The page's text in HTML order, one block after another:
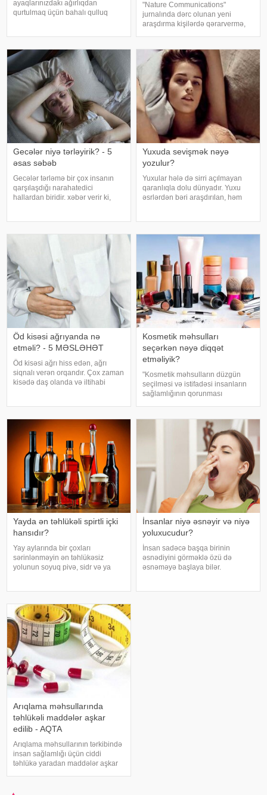
ayaqlarınızdakı ağırlıqdan
qurtulmaq üçün bahalı qulluq
bilərsiniz. xəbər verir ki, çox vax
"Nature Communications"
jurnalında dərc olunan yeni
araşdırma kişilərdə qərarvermə,
olan beyin nahiyələrinin orta
hesabla 32 yaşına qədər inkişa
Gecələr niyə tərləyirik? - 5
əsas səbəb
Gecələr tərləmə bir çox insanın
qarşılaşdığı narahatedici
hallardan biridir. xəbər verir ki,
sağlamlıq problemlərinin əlamət
Yuxuda sevişmək nəyə
yozulur?
Yuxular hələ də sirri açılmayan
qaranlıqla dolu dünyadır. Yuxu
əsrlərdən bəri araşdırılan, həm
rəngarəng yuxular bəzən də
Öd kisəsi ağrıyanda nə
etməli? - 5 MƏSLƏHƏT
Öd kisəsi ağrı hiss edən, ağrı
siqnalı verən orqandır. Çox zaman
kisədə daş olanda və iltihabi
bu zaman hətta ağrıkəsic
Kosmetik məhsulları
seçərkən nəyə diqqət
etməliyik?
"Kosmetik məhsulların düzgün
seçilməsi və istifadəsi insanların
sağlamlığının qorunması
Səhiyyə Nazirliyinin rəsmi
"Instagram" hesabınd
Yayda ən təhlükəli spirtli içki
hansıdır?
Yay aylarında bir çoxları
sərinlənməyin ən təhlükəsiz
yolunun soyuq pivə, sidr və ya
az alkoqollu içkilər çox vaxt
zərərsi
İnsanlar niyə əsnəyir və niyə
yoluxucudur?
İnsan sadəcə başqa birinin
əsnədiyini görməklə özü də
əsnəməyə başlaya bilər.
Arıqlama məhsullarında
təhlükəli maddələr aşkar
edilib - AQTA
Arıqlama məhsullarının tərkibində
insan sağlamlığı üçün ciddi
təhlükə yaradan maddələr aşkar
Təhlükəsizliyi Agentliyinin (AQTA)